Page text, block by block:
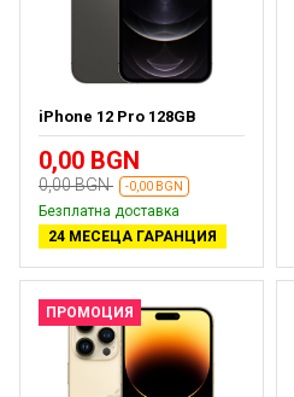
iPhone 12 Pro 128GB
0,00 BGN
0,00 BGN -0,00 BGN
Безплатна доставка
24 МЕСЕЦА ГАРАНЦИЯ
ПРОМОЦИЯ